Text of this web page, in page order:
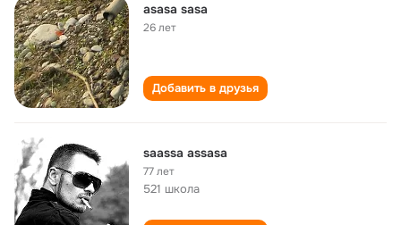
asasa sasa
26 лет
Добавить в друзья
saassa assasa
77 лет
521 школа